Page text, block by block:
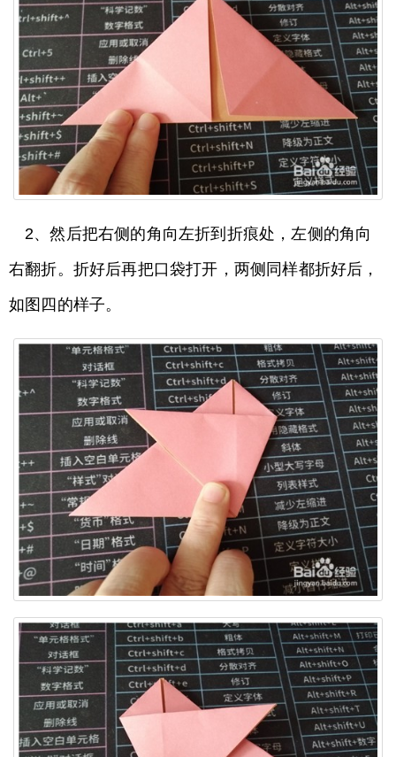
2、然后把右侧的角向左折到折痕处，左侧的角向
右翻折。折好后再把口袋打开，两侧同样都折好后，
如图四的样子。